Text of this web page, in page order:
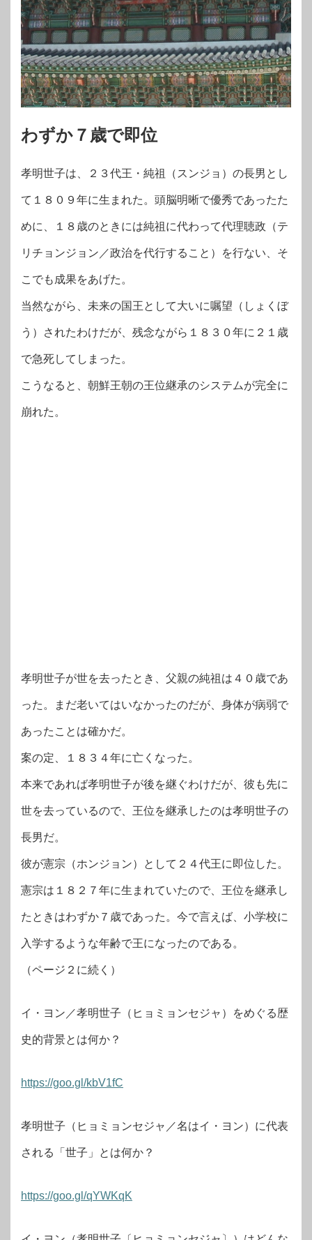
わずか７歳で即位
孝明世子は、２３代王・純祖（スンジョ）の長男とし
て１８０９年に生まれた。頭脳明晰で優秀であったた
めに、１８歳のときには純祖に代わって代理聴政（テ
リチョンジョン／政治を代行すること）を行ない、そ
こでも成果をあげた。
当然ながら、未来の国王として大いに嘱望（しょくぼ
う）されたわけだが、残念ながら１８３０年に２１歳
で急死してしまった。
こうなると、朝鮮王朝の王位継承のシステムが完全に
崩れた。
孝明世子が世を去ったとき、父親の純祖は４０歳であ
った。まだ老いてはいなかったのだが、身体が病弱で
あったことは確かだ。
案の定、１８３４年に亡くなった。
本来であれば孝明世子が後を継ぐわけだが、彼も先に
世を去っているので、王位を継承したのは孝明世子の
長男だ。
彼が憲宗（ホンジョン）として２４代王に即位した。
憲宗は１８２７年に生まれていたので、王位を継承し
たときはわずか７歳であった。今で言えば、小学校に
入学するような年齢で王になったのである。
（ページ２に続く）
イ・ヨン／孝明世子（ヒョミョンセジャ）をめぐる歴
史的背景とは何か？
https://goo.gl/kbV1fC
孝明世子（ヒョミョンセジャ／名はイ・ヨン）に代表
される「世子」とは何か？
https://goo.gl/qYWKqK